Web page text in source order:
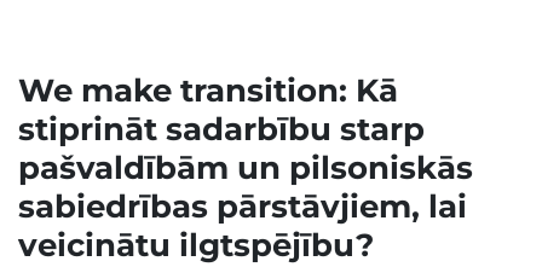
We make transition: Kā
stiprināt sadarbību starp
pašvaldībām un pilsoniskās
sabiedrības pārstāvjiem, lai
veicinātu ilgtspējību?